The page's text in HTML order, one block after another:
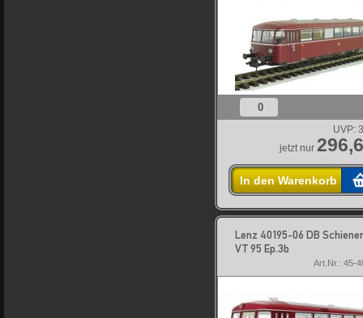
0
UVP:
jetzt nur
In den Warenkorb
Lenz 40195-06 DB
VT 95 Ep.3b
Art.Nr.: 45-